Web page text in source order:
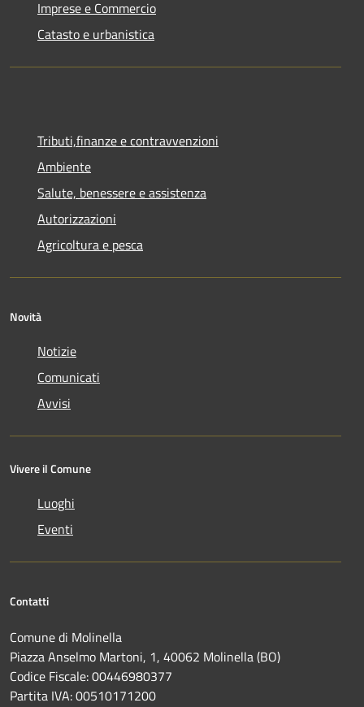
Imprese e Commercio
Catasto e urbanistica
Tributi,finanze e contravvenzioni
Ambiente
Salute, benessere e assistenza
Autorizzazioni
Agricoltura e pesca
Novità
Notizie
Comunicati
Avvisi
Vivere il Comune
Luoghi
Eventi
Contatti
Comune di Molinella
Piazza Anselmo Martoni, 1, 40062 Molinella (BO)
Codice Fiscale: 00446980377
Partita IVA: 00510171200